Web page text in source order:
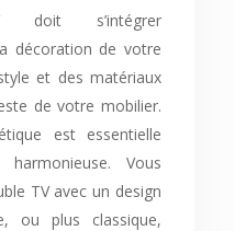
s’intégrer
décoration de votre
et des matériaux
de votre mobilier.
est essentielle
Vous
TV avec un design
ou plus classique,